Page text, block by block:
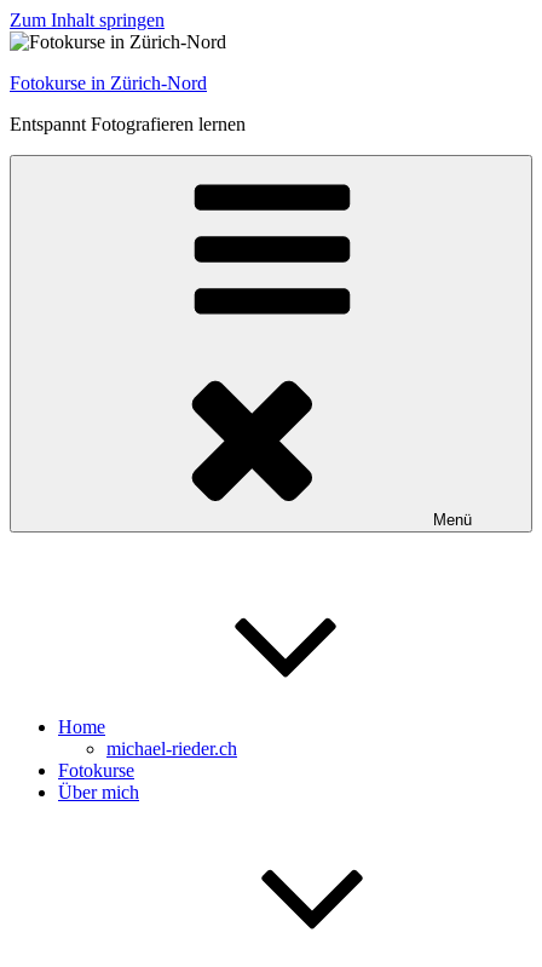
Zum Inhalt springen
Fotokurse in Zürich-Nord
Entspannt Fotografieren lernen
Menü
Home
michael-rieder.ch
Fotokurse
Über mich